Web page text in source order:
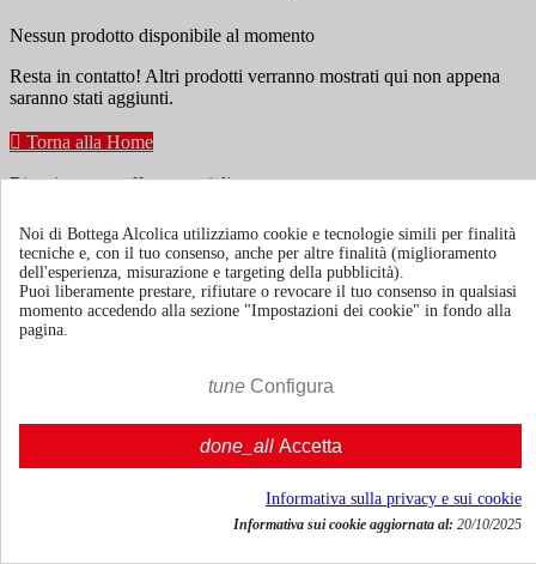
Nessun prodotto disponibile al momento
Resta in contatto! Altri prodotti verranno mostrati qui non appena
saranno stati aggiunti.
 Torna alla Home
Ricevi news e offerte speciali
Puoi annullare l'iscrizione in ogni momenti. A questo scopo, cerca le
info di contatto nelle note legali.
Termini e condizioni
Mostra/nascondi link chi siamo
Noi di Bottega Alcolica utilizziamo cookie e tecnologie simili per finalità
tecniche e, con il tuo consenso, anche per altre finalità (miglioramento
dell'esperienza, misurazione e targeting della pubblicità).
Puoi liberamente prestare, rifiutare o revocare il tuo consenso in qualsiasi
momento accedendo alla sezione "Impostazioni dei cookie" in fondo alla
pagina.
tune Configura
done_all Accetta
Informativa sulla privacy e sui cookie
Informativa sui cookie aggiornata al: 20/10/2025